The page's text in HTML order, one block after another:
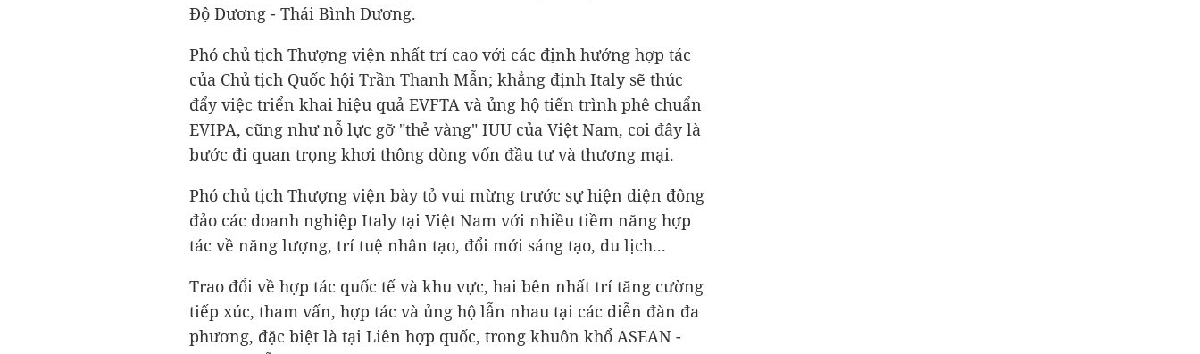
Độ Dương - Thái Bình Dương.
Phó chủ tịch Thượng viện nhất trí cao với các định hướng hợp tác
của Chủ tịch Quốc hội Trần Thanh Mẫn; khẳng định Italy sẽ thúc
đẩy việc triển khai hiệu quả EVFTA và ủng hộ tiến trình phê chuẩn
EVIPA, cũng như nỗ lực gỡ "thẻ vàng" IUU của Việt Nam, coi đây là
bước đi quan trọng khơi thông dòng vốn đầu tư và thương mại.
Phó chủ tịch Thượng viện bày tỏ vui mừng trước sự hiện diện đông
đảo các doanh nghiệp Italy tại Việt Nam với nhiều tiềm năng hợp
tác về năng lượng, trí tuệ nhân tạo, đổi mới sáng tạo, du lịch...
Trao đổi về hợp tác quốc tế và khu vực, hai bên nhất trí tăng cường
tiếp xúc, tham vấn, hợp tác và ủng hộ lẫn nhau tại các diễn đàn đa
phương, đặc biệt là tại Liên hợp quốc, trong khuôn khổ ASEAN -